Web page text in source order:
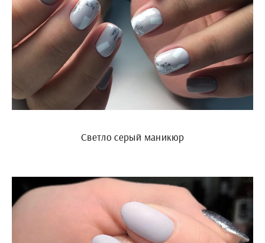
Светло серый маникюр